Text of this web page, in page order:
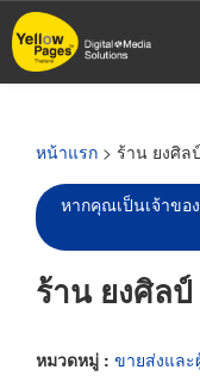
ข้าม
ไป
หน้าแรก > ร้าน ยงศิล
หากคุณเป็นเจ้าขอ
ร้าน ยงศิล
หมวดหมู่ : ขายส่งและ